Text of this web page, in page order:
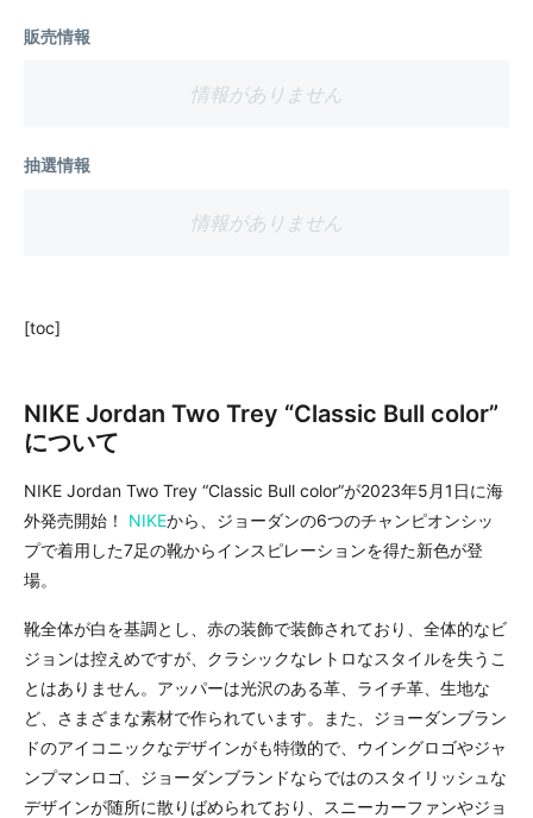
販売情報
情報がありません
抽選情報
情報がありません
[toc]
NIKE Jordan Two Trey “Classic Bull color”
について
NIKE Jordan Two Trey “Classic Bull color”が2023年5月1日に海
外発売開始！ NIKEから、ジョーダンの6つのチャンピオンシッ
プで着用した7足の靴からインスピレーションを得た新色が登
場。
靴全体が白を基調とし、赤の装飾で装飾されており、全体的なビ
ジョンは控えめですが、クラシックなレトロなスタイルを失うこ
とはありません。アッパーは光沢のある革、ライチ革、生地な
ど、さまざまな素材で作られています。また、ジョーダンブラン
ドのアイコニックなデザインがも特徴的で、ウイングロゴやジャ
ンプマンロゴ、ジョーダンブランドならではのスタイリッシュな
デザインが随所に散りばめられており、スニーカーファンやジョ